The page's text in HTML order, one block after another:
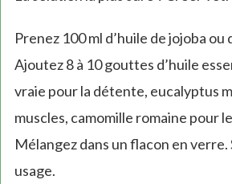
Prenez 100 ml d’huile de jojoba ou
Ajoutez 8 à 10 gouttes d’huile
vraie pour la détente, eucalyptus
muscles, camomille romaine pour
Mélangez dans un flacon en verre.
usage.